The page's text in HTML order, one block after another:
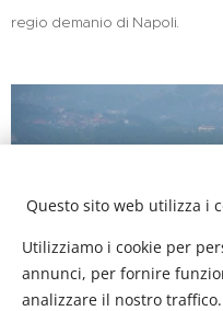
regio demanio di Napoli.
Questo sito web utilizza i
Utilizziamo i cookie per
annunci, per fornire
analizzare il nostro